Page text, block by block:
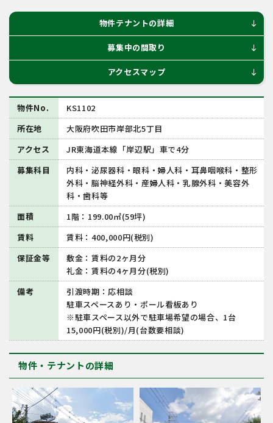
物件テナントの詳細 south
募集中の間取り south
アクセスマップ south
物件No.
KS1102
所在地
大阪府吹田市岸部北5丁目
アクセス
JR東海道本線「岸辺駅」車で4分
募集科目
内科・泌尿器科・眼科・婦人科・耳鼻咽喉科・整形
外科・脳神経外科・産婦人科・乳腺外科・美容外
科・歯科等
面積
1階：199.00㎡(59坪)
賃料
賃料：400,000円(税別)
保証金等
敷金：賃料の2ヶ月分
礼金：賃料の4ヶ月分(税別)
備考
引渡時期：応相談
駐車スペースあり・ポール看板あり
※駐車スペース以外で駐車場希望の場合、1台
15,000円(税別)/月(台数要相談)
物件・テナントの詳細